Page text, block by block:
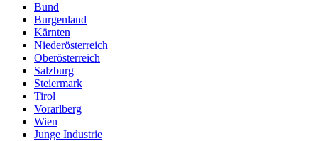
Bund
Burgenland
Kärnten
Niederösterreich
Oberösterreich
Salzburg
Steiermark
Tirol
Vorarlberg
Wien
Junge Industrie